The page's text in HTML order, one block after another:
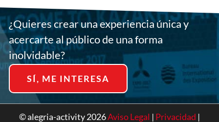
¿Quieres crear una experiencia única y
acercarte al público de una forma
inolvidable?
SÍ, ME INTERESA
© alegria-activity 2026Aviso Legal | Privacidad |